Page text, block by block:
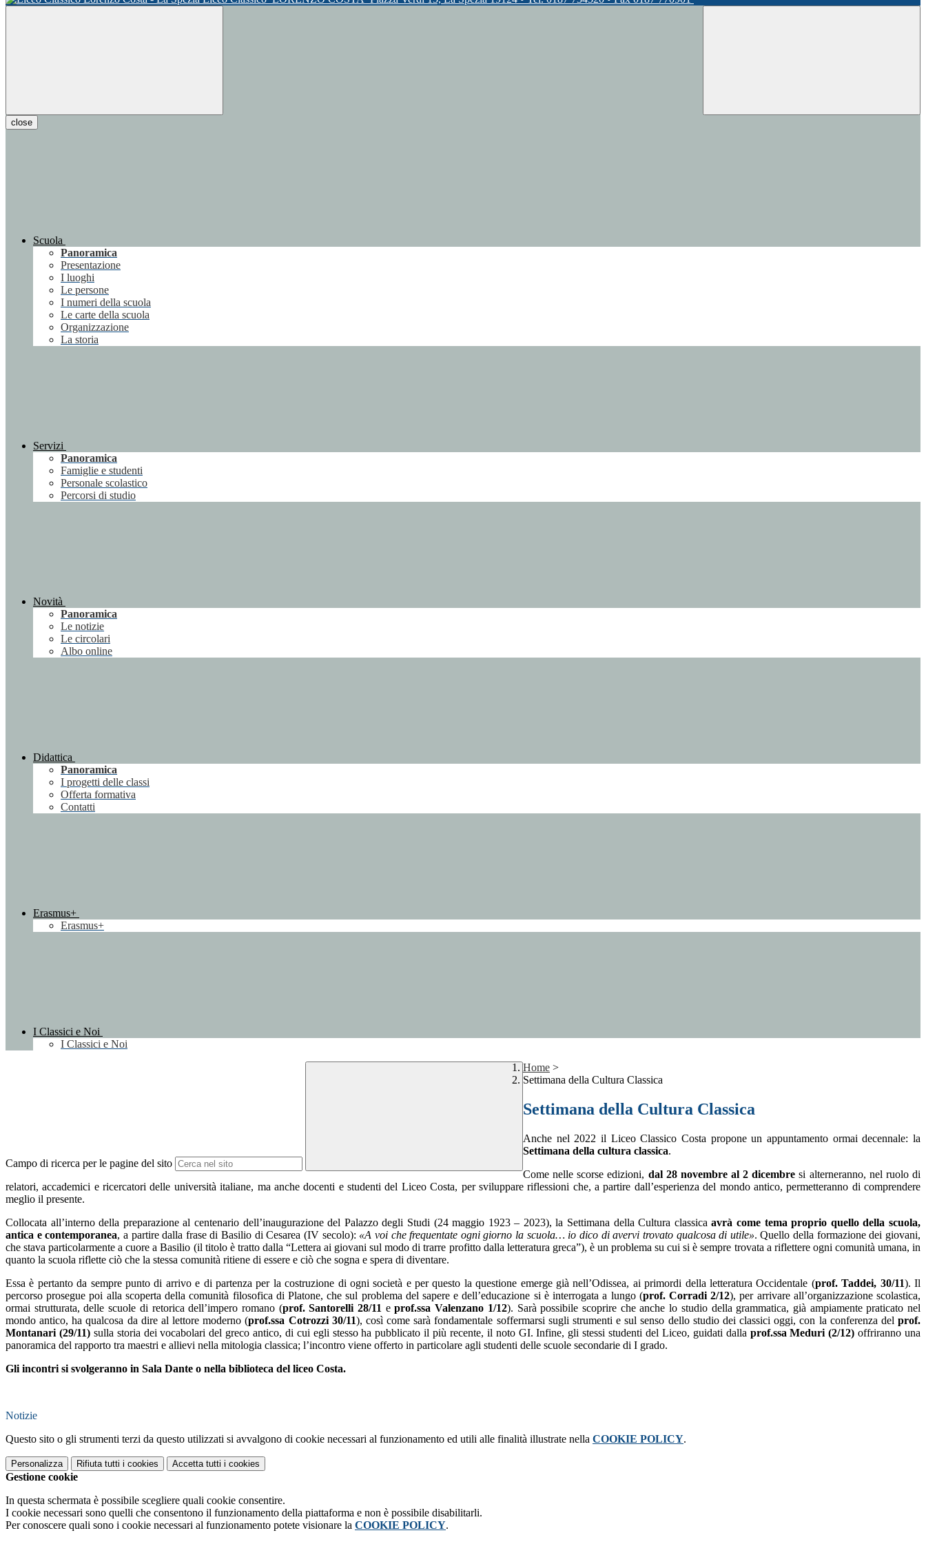
close
Scuola
Panoramica
Presentazione
I luoghi
Le persone
I numeri della scuola
Le carte della scuola
Organizzazione
La storia
Servizi
Panoramica
Famiglie e studenti
Personale scolastico
Percorsi di studio
Novità
Panoramica
Le notizie
Le circolari
Albo online
Didattica
Panoramica
I progetti delle classi
Offerta formativa
Contatti
Erasmus+
Erasmus+
I Classici e Noi
I Classici e Noi
Campo di ricerca per le pagine del sito
Home >
Settimana della Cultura Classica
Settimana della Cultura Classica
Anche nel 2022 il Liceo Classico Costa propone un appuntamento ormai decennale: la
Settimana della cultura classica.
Come nelle scorse edizioni, dal 28 novembre al 2 dicembre si alterneranno, nel ruolo di
relatori, accademici e ricercatori delle università italiane, ma anche docenti e studenti del Liceo Costa, per sviluppare riflessioni che, a partire dall’esperienza del mondo antico, permetteranno di comprendere
meglio il presente.
Collocata all’interno della preparazione al centenario dell’inaugurazione del Palazzo degli Studi (24 maggio 1923 – 2023), la Settimana della Cultura classicaavrà come tema proprio quello della scuola,
antica e contemporanea, a partire dalla frase di Basilio di Cesarea (IV secolo): «A voi che frequentate ogni giorno la scuola… io dico di avervi trovato qualcosa di utile». Quello della formazione dei giovani,
che stava particolarmente a cuore a Basilio (il titolo è tratto dalla “Lettera ai giovani sul modo di trarre profitto dalla letteratura greca”), è un problema su cui si è sempre trovata a riflettere ogni comunità umana, in
quanto la scuola riflette ciò che la stessa comunità ritiene di essere e ciò che sogna e spera di diventare.
Essa è pertanto da sempre punto di arrivo e di partenza per la costruzione di ogni società e per questo la questione emerge già nell’Odissea, ai primordi della letteratura Occidentale (prof. Taddei, 30/11). Il
percorso prosegue poi alla scoperta della comunità filosofica di Platone, che sul problema del sapere e dell’educazione si è interrogata a lungo (prof. Corradi 2/12), per arrivare all’organizzazione scolastica,
ormai strutturata, delle scuole di retorica dell’impero romano (prof. Santorelli 28/11 eprof.ssa Valenzano 1/12). Sarà possibile scoprire che anche lo studio della grammatica, già ampiamente praticato nel
mondo antico, ha qualcosa da dire al lettore moderno (prof.ssa Cotrozzi 30/11), così come sarà fondamentale soffermarsi sugli strumenti e sul senso dello studio dei classici oggi, con la conferenza delprof.
Montanari (29/11)sulla storia dei vocabolari del greco antico, di cui egli stesso ha pubblicato il più recente, il noto GI. Infine, gli stessi studenti del Liceo, guidati dalla prof.ssa Meduri (2/12) offriranno una
panoramica del rapporto tra maestri e allievi nella mitologia classica; l’incontro viene offerto in particolare agli studenti delle scuole secondarie di I grado.
Gli incontri si svolgeranno in Sala Dante o nella biblioteca del liceo Costa.
Notizie
Questo sito o gli strumenti terzi da questo utilizzati si avvalgono di cookie necessari al funzionamento ed utili alle finalità illustrate nella COOKIE POLICY.
Personalizza Rifiuta tutti i cookies Accetta tutti i cookies
Gestione cookie
In questa schermata è possibile scegliere quali cookie consentire.
I cookie necessari sono quelli che consentono il funzionamento della piattaforma e non è possibile disabilitarli.
Per conoscere quali sono i cookie necessari al funzionamento potete visionare la COOKIE POLICY.